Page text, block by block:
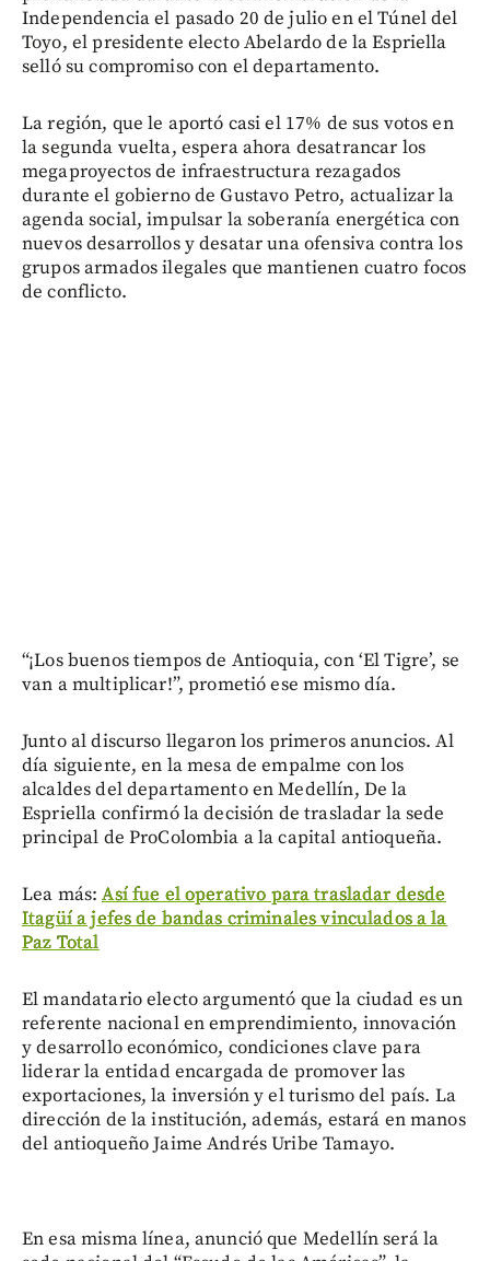
Independencia el pasado 20 de julio en el Túnel del
Toyo, el presidente electo Abelardo de la Espriella
selló su compromiso con el departamento.
La región, que le aportó casi el 17% de sus votos en
la segunda vuelta, espera ahora desatrancar los
megaproyectos de infraestructura rezagados
durante el gobierno de Gustavo Petro, actualizar la
agenda social, impulsar la soberanía energética con
nuevos desarrollos y desatar una ofensiva contra los
grupos armados ilegales que mantienen cuatro focos
de conflicto.
“¡Los buenos tiempos de Antioquia, con ‘El Tigre’, se
van a multiplicar!”, prometió ese mismo día.
Junto al discurso llegaron los primeros anuncios. Al
día siguiente, en la mesa de empalme con los
alcaldes del departamento en Medellín, De la
Espriella confirmó la decisión de trasladar la sede
principal de ProColombia a la capital antioqueña.
Lea más:Así fue el operativo para trasladar desde
Itagüí a jefes de bandas criminales vinculados a la
Paz Total
El mandatario electo argumentó que la ciudad es un
referente nacional en emprendimiento, innovación
y desarrollo económico, condiciones clave para
liderar la entidad encargada de promover las
exportaciones, la inversión y el turismo del país. La
dirección de la institución, además, estará en manos
del antioqueño Jaime Andrés Uribe Tamayo.
En esa misma línea, anunció que Medellín será la